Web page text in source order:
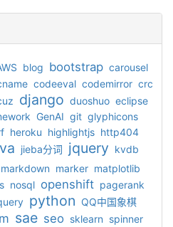
blog bootstrap carousel
codeeval codemirror crc
django duoshuo eclipse
GenAI git glyphicons
heroku highlightjs http404
jieba分词 jquery kvdb
markdown marker matplotlib
nosql openshift pagerank
python QQ中国象棋
sae seo sklearn spinner